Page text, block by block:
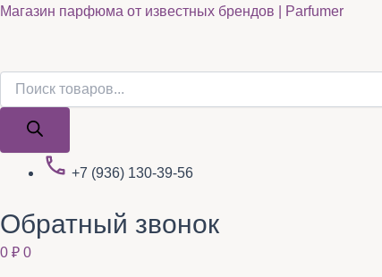
Перейти
Магазин парфюма от известных брендов | Parfumer
Поиск
+7 (936) 130-39-56
Обратный звонок
0 ₽ 0
Поиск
Quantity